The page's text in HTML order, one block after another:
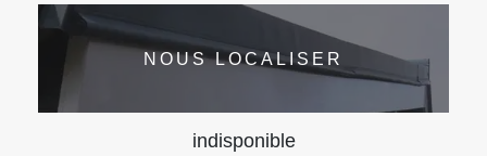
NOUS LOCALISER
indisponible